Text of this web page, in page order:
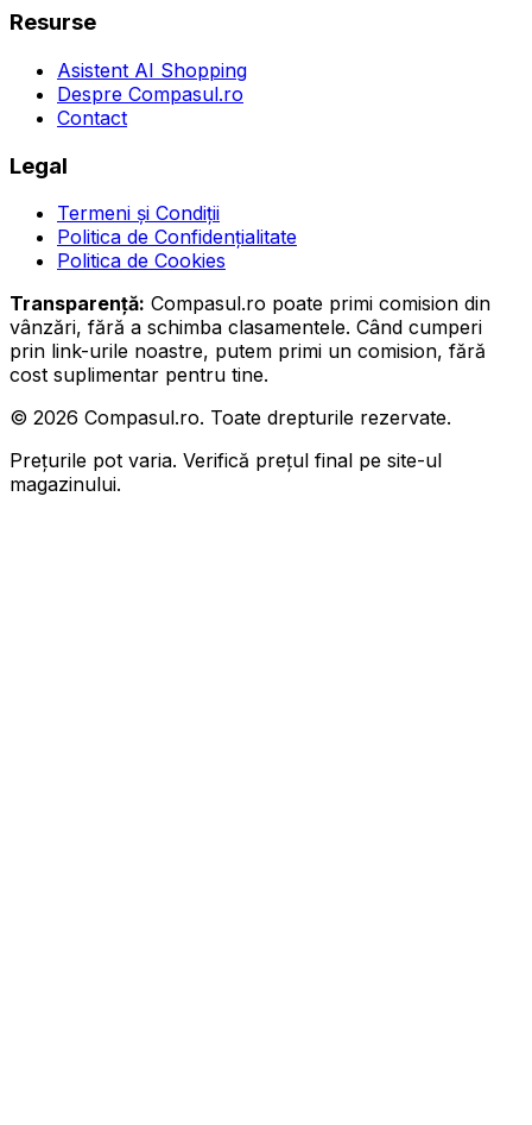
Resurse
Asistent AI Shopping
Despre Compasul.ro
Contact
Legal
Termeni și Condiții
Politica de Confidențialitate
Politica de Cookies
Transparență: Compasul.ro poate primi comision din
vânzări, fără a schimba clasamentele. Când cumperi
prin link-urile noastre, putem primi un comision, fără
cost suplimentar pentru tine.
© 2026 Compasul.ro. Toate drepturile rezervate.
Prețurile pot varia. Verifică prețul final pe site-ul
magazinului.